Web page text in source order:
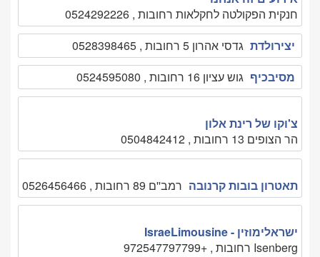
חנקית הפקולטה לחקלאות רחובות , 0524292226
יצירולדת גדסי אהרון 5 רחובות , 0528398465
מסיבכיף גוש עציון 16 רחובות , 0524595080
צ'וקו של רינת אלון
הר הצופים 13 רחובות , 0504842412
תאטרון בובות קרנובה רמב''ם 89 רחובות , 0526456466
ישראלימוזין - IsraeLimousine
Isenberg רחובות , +972547797799